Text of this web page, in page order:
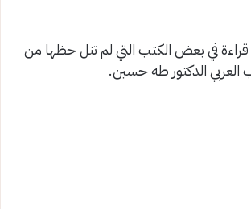
تجرى قراءة في بعض الكتب التي لم تنل حظها من
العربي الدكتور طه حسين.